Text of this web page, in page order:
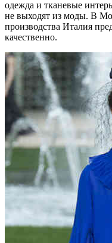
одежда и тканевые
не выходят из моды. В
производства Италия
качественно.